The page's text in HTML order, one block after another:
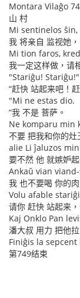
Montara Vilaĝo
山 村
Mi sentinelos
我 将亲自 监视她
Mi tion faros,
我一定这样做，请
"Stariĝu!
“赶快 站起来吧！
"Mi ne estas dio.
“我 不是 菩萨。
Ne komparu min
不要 把我和你的灶
alie Li ĵaluzos
要不然 他 就嫉妒
Ankaŭ vian
我 也不要喝 你的肉
Volu afable
请你 赶快 站起来
Kaj Onklo Pan
潘大叔 用力 把他拉
Finiĝis la sepcent
第749结束